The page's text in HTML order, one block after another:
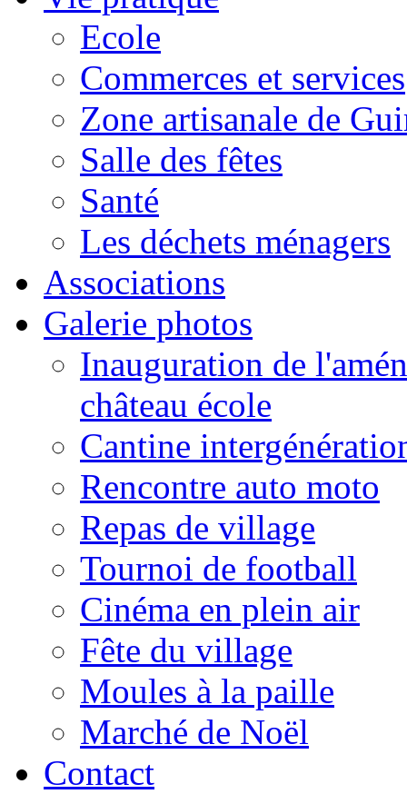
Ecole
Commerces et services
Zone artisanale de
Salle des fêtes
Santé
Les déchets ménagers
Associations
Galerie photos
Inauguration de
château école
Cantine
Rencontre auto moto
Repas de village
Tournoi de football
Cinéma en plein air
Fête du village
Moules à la paille
Marché de Noël
Contact